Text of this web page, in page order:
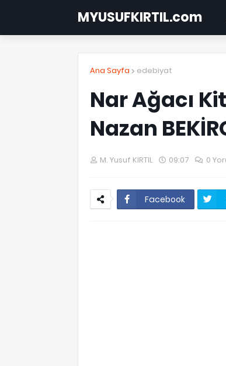
MYUSUFKIRTIL.com
Ana Sayfa edebiyat
Nar Ağacı
Nazan
M. Yusuf KIRTIL 09:07 0
Facebook